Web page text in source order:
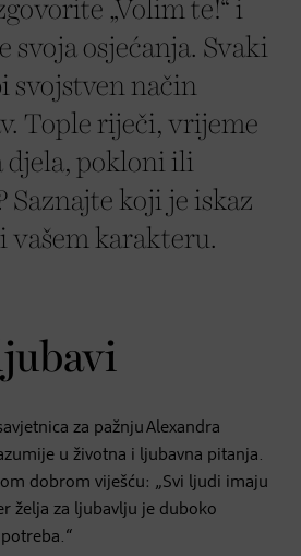
„Volim te!“ i
svoja osjećanja. Svaki
svojstven način
Tople riječi, vrijeme
djela, pokloni ili
koji je iskaz
vašem karakteru.
za pažnju Alexandra
u životna i ljubavna pitanja.
dobrom viješću: „Svi ljudi imaju
želja za ljubavlju je duboko